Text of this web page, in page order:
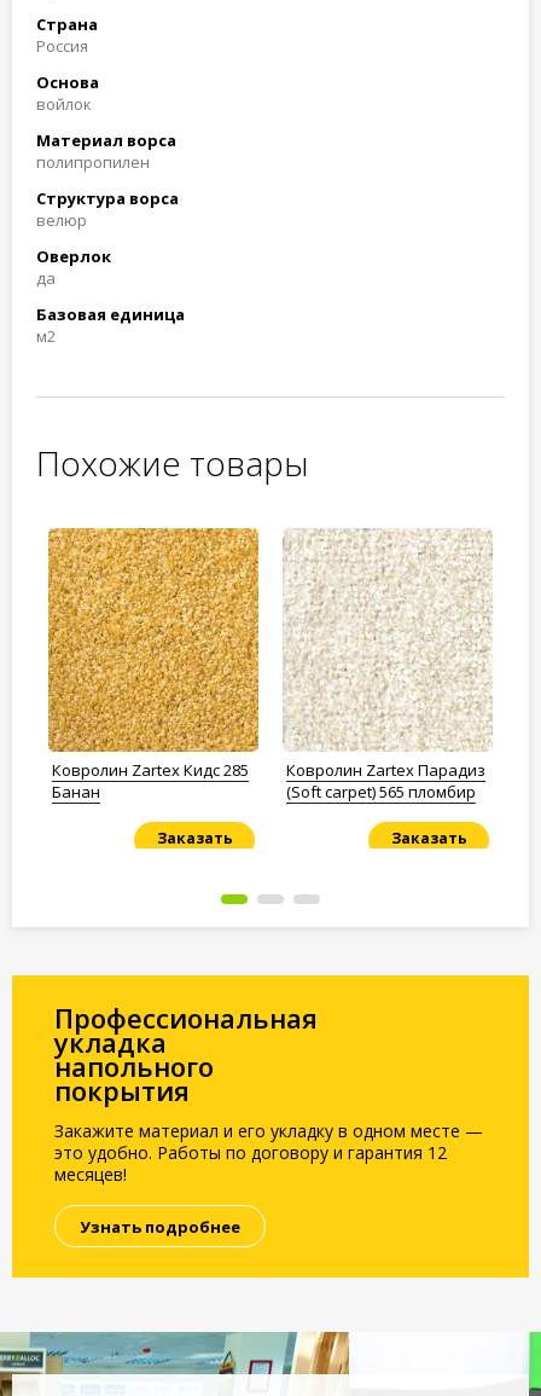
Страна
Россия
Основа
войлок
Материал ворса
полипропилен
Структура ворса
велюр
Оверлок
да
Базовая единица
м2
Похожие товары
Ковролин Zartex Кидс 285
Банан
Заказать
Ковролин Zartex Парадиз
(Soft carpet) 565 пломбир
Заказать
Профессиональная
укладка
напольного
покрытия
Закажите материал и его укладку в одном месте —
это удобно. Работы по договору и гарантия 12
месяцев!
Узнать подробнее